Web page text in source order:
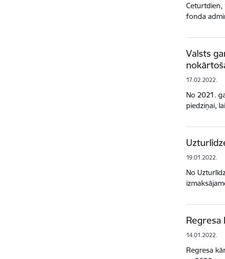
Ceturtdien,
fonda
Valsts
17.02.2022.
No 2021.
piedziņai,
19.01.2022.
No
14.01.2022.
Regresa